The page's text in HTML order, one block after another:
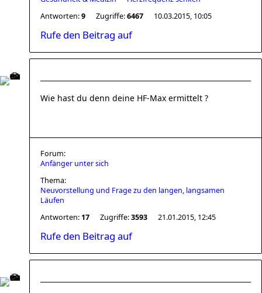
Antworten:9 Zugriffe:6467 10.03.2015, 10:05
Rufe den Beitrag auf
Wie hast du denn deine HF-Max ermittelt ?
Forum:
Anfänger unter sich
Thema:
Neuvorstellung und Frage zu den langen, langsamen
Läufen
Antworten: 17 Zugriffe:3593 21.01.2015, 12:45
Rufe den Beitrag auf